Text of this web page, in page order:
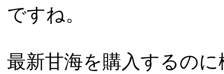
ですね。
最新甘海を購入するの